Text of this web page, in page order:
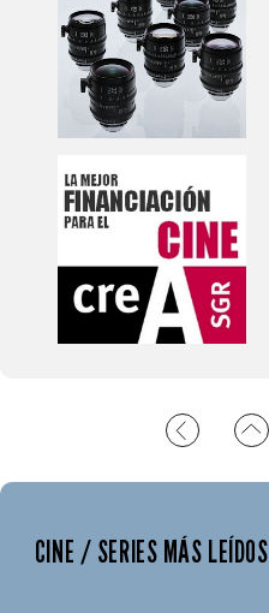
CINE / SERIES MÁS LEÍDOS